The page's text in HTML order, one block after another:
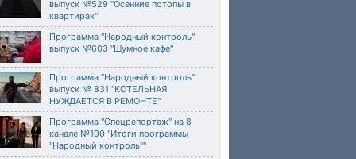
выпуск №529 "Осенние потопы в
квартирах"
Программа "Народный контроль"
выпуск №603 "Шумное кафе"
Программа "Народный контроль"
выпуск № 831 "КОТЕЛЬНАЯ
НУЖДАЕТСЯ В РЕМОНТЕ"
Программа "Спецрепортаж" на 8
канале №190 "Итоги программы
"Народный контроль""